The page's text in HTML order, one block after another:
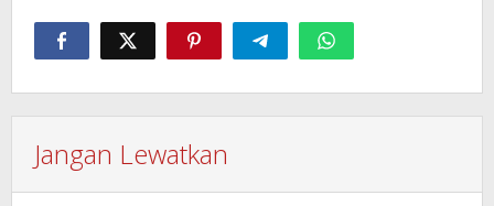
Jangan Lewatkan